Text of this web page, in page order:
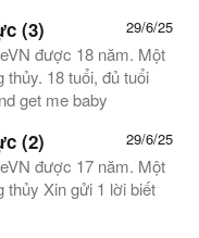
29/6/25
(3)
được 18 năm. Một
18 tuổi, đủ tuổi
get me baby
29/6/25
(2)
được 17 năm. Một
thủy Xin gửi 1 lời biết